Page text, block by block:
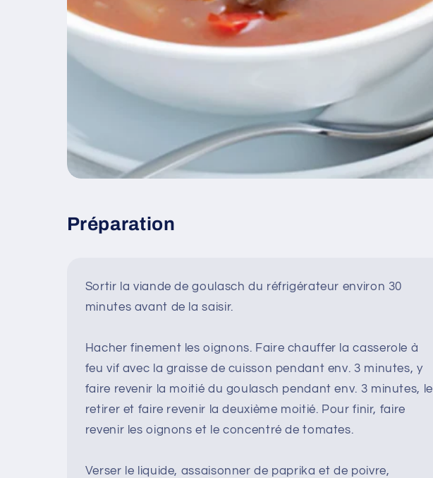
Préparation
Sortir la viande de goulasch du réfrigérateur environ 30
minutes avant de la saisir.
Hacher finement les oignons. Faire chauffer la casserole à
feu vif avec la graisse de cuisson pendant env. 3 minutes, y
faire revenir la moitié du goulasch pendant env. 3 minutes, le
retirer et faire revenir la deuxième moitié. Pour finir, faire
revenir les oignons et le concentré de tomates.
Verser le liquide, assaisonner de paprika et de poivre,